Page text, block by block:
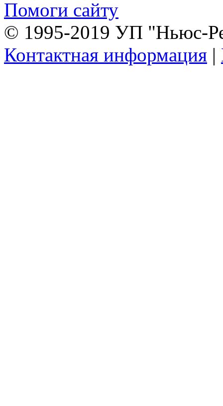
Помоги сайту
© 1995-2019 УП "Ньюс-
Контактная информация |